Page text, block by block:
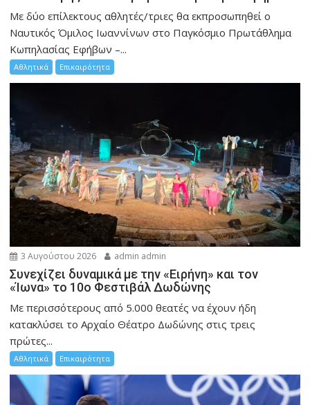
Mε δύο επίλεκτους αθλητές/τριες θα εκπροσωπηθεί ο
Ναυτικός Όμιλος Ιωαννίνων στο Παγκόσμιο Πρωτάθλημα
Κωπηλασίας Εφήβων –...
Αθλητικά Επικαιρότητα
3 Αυγούστου 2026 admin admin
Συνεχίζει δυναμικά με την «Ειρήνη» και τον
«Ίωνα» το 10ο Φεστιβάλ Δωδώνης
Με περισσότερους από 5.000 θεατές να έχουν ήδη
κατακλύσει το Αρχαίο Θέατρο Δωδώνης στις τρεις
πρώτες...
Αθλητικά Επικαιρότητα